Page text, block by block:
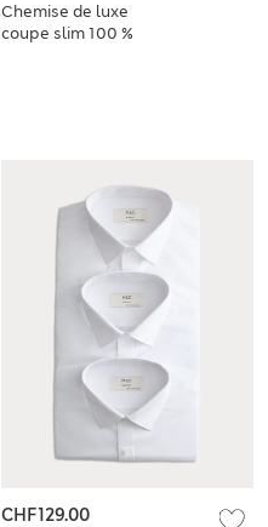
Chemise de luxe
coupe slim 100 %
CHF129.00